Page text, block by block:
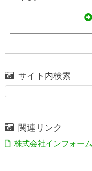
サイト内検索
関連リンク
株式会社インフォーム